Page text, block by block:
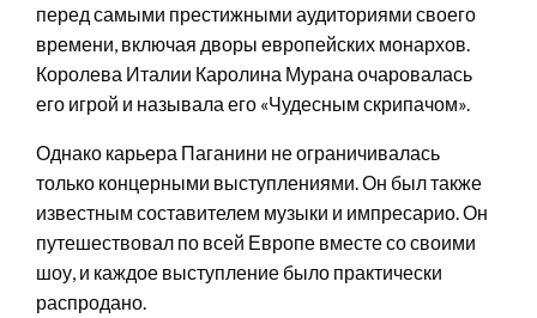
перед самыми престижными аудиториями своего
времени, включая дворы европейских монархов.
Королева Италии Каролина Мурана очаровалась
его игрой и называла его «Чудесным скрипачом».
Однако карьера Паганини не ограничивалась
только концерными выступлениями. Он был также
известным составителем музыки и импресарио. Он
путешествовал по всей Европе вместе со своими
шоу, и каждое выступление было практически
распродано.